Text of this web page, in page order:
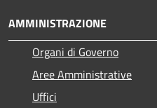
AMMINISTRAZIONE
Organi di Governo
Aree Amministrative
Uffici